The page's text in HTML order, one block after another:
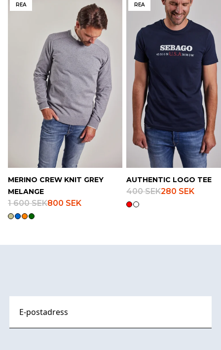
REA
MERINO CREW KNIT GREY
MELANGE
1 600 SEK800 SEK
REA
AUTHENTIC LOGO TEE
400 SEK280 SEK